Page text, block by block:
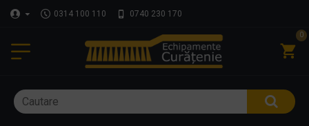
0314 100 110 0740 230 170
0